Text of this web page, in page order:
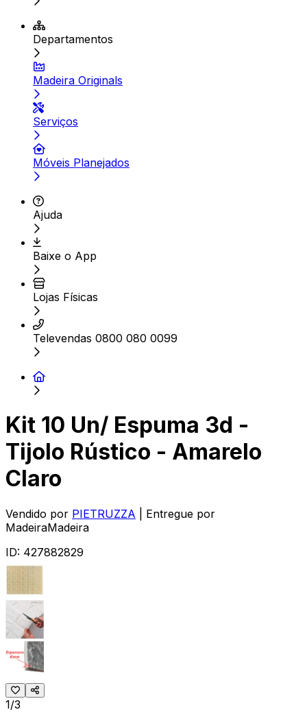
Departamentos
Madeira Originals
Serviços
Móveis Planejados
Ajuda
Baixe o App
Lojas Físicas
Televendas 0800 080 0099
Kit 10 Un/ Espuma 3d -
Tijolo Rústico - Amarelo
Claro
Vendido por PIETRUZZA
| Entregue por
MadeiraMadeira
ID: 427882829
1/3